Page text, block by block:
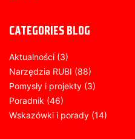
CATEGORIES BLOG
Aktualności (3)
Narzędzia RUBI (88)
Pomysły i projekty (3)
Poradnik (46)
Wskazówki i porady (14)